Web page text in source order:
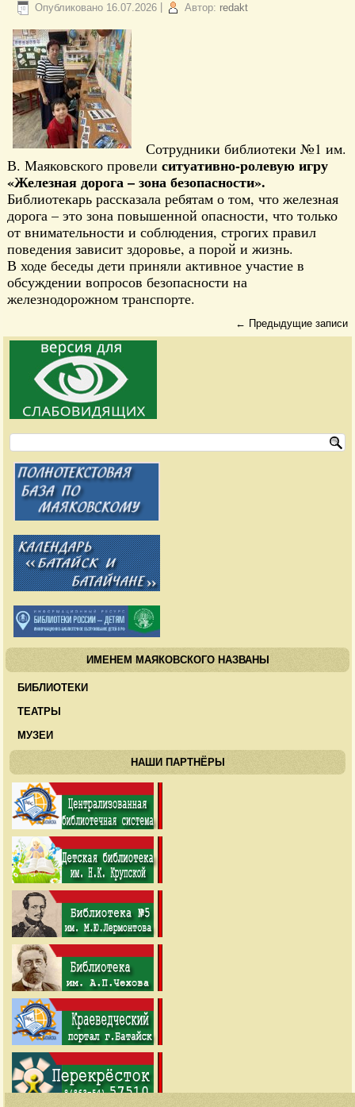
Опубликовано 16.07.2026 Автор: redakt
Сотрудники библиотеки №1 им.
В. Маяковского провелиситуативно-ролевую игру
«Железная дорога – зона безопасности».
Библиотекарь рассказала ребятам о том, что железная
дорога – это зона повышенной опасности, что только
от внимательности и соблюдения, строгих правил
поведения зависит здоровье, а порой и жизнь.
В ходе беседы дети приняли активное участие в
обсуждении вопросов безопасности на
железнодорожном транспорте.
← Предыдущие записи
ИМЕНЕМ МАЯКОВСКОГО НАЗВАНЫ
БИБЛИОТЕКИ
ТЕАТРЫ
МУЗЕИ
НАШИ ПАРТНЁРЫ